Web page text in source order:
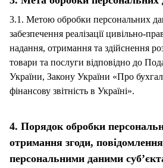
3.1. Метою обробки персональних
забезпечення реалізації цивільно-
надання, отримання та здійснення
товари та послуги відповідно до
України, Закону України «Про
фінансову звітність в Україні».
4. Порядок обробки
отримання згоди,
персональними даними